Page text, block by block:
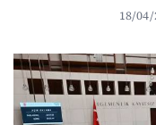
18/04/